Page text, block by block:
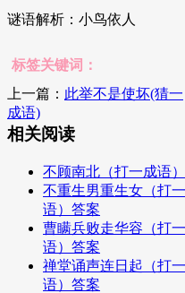
谜语解析：小鸟依人
标签关键词：
上一篇： 此举不是使坏(猜一
成语)
相关阅读
不顾南北（打一成语
不重生男重生女（打
语）答案
曹瞒兵败走华容（打
语）答案
禅堂诵声连日起（打
语）答案